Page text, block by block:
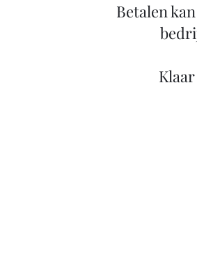
Betalen